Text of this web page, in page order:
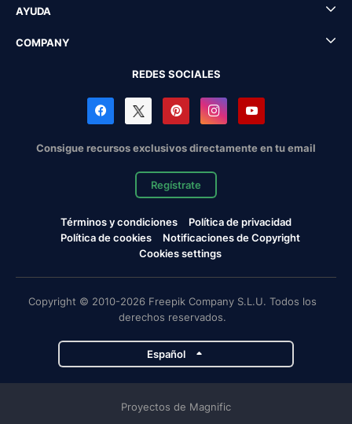
AYUDA
COMPANY
REDES SOCIALES
Consigue recursos exclusivos directamente en tu email
Regístrate
Términos y condiciones
Política de privacidad
Política de cookies
Notificaciones de Copyright
Cookies settings
Copyright © 2010-2026 Freepik Company S.L.U. Todos los
derechos reservados.
Español
Proyectos de Magnific